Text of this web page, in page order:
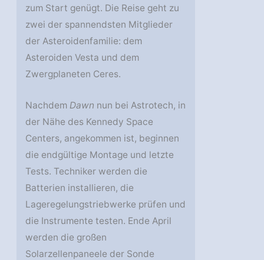
zum Start genügt. Die Reise geht zu
zwei der spannendsten Mitglieder
der Asteroidenfamilie: dem
Asteroiden Vesta und dem
Zwergplaneten Ceres.
NachdemDawn nun bei Astrotech, in
der Nähe des Kennedy Space
Centers, angekommen ist, beginnen
die endgültige Montage und letzte
Tests. Techniker werden die
Batterien installieren, die
Lageregelungstriebwerke prüfen und
die Instrumente testen. Ende April
werden die großen
Solarzellenpaneele der Sonde